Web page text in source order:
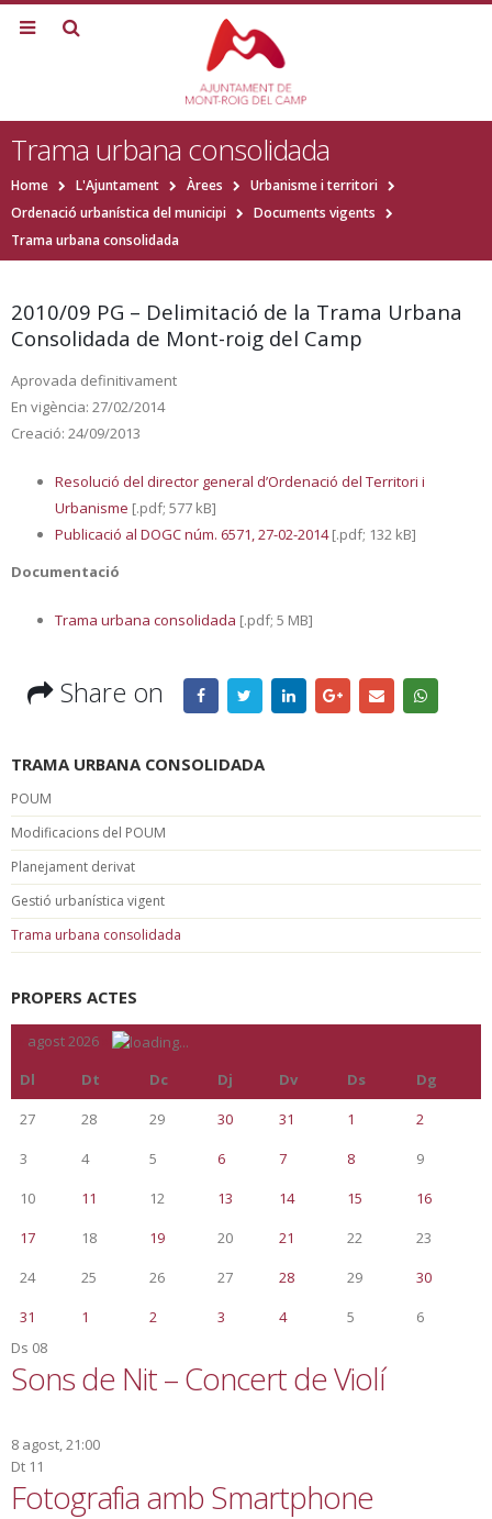
Trama urbana consolidada
Home L'Ajuntament Àrees
Urbanisme i territori
Ordenació urbanística del municipi
Documents vigents
Trama urbana consolidada
2010/09 PG – Delimitació de la Trama Urbana
Consolidada de Mont-roig del Camp
Aprovada definitivament
En vigència: 27/02/2014
Creació: 24/09/2013
Resolució del director general d’Ordenació del Territori i
Urbanisme [.pdf; 577 kB]
Publicació al DOGC núm. 6571, 27-02-2014[.pdf; 132 kB]
Documentació
Trama urbana consolidada [.pdf; 5 MB]
Share on
TRAMA URBANA CONSOLIDADA
POUM
Modificacions del POUM
Planejament derivat
Gestió urbanística vigent
Trama urbana consolidada
PROPERS ACTES
agost 2026
Dl
Dt Dc Dj Dv Ds
Dg
27
28 29 30 31 1
2
3
4 5 6 7 8
9
10
11 12 13 14 15
16
17
18 19 20 21 22
23
24
25 26 27 28 29
30
31
1 2 3 4 5
6
Ds 08
Sons de Nit – Concert de Violí
8 agost, 21:00
Dt 11
Fotografia amb Smartphone